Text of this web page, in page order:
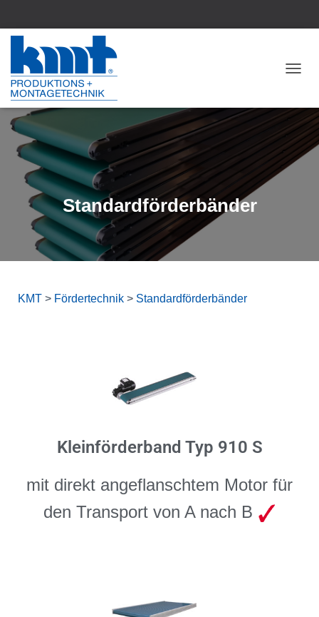
Standardförderbänder
KMT > Fördertechnik > Standardförderbänder
Kleinförderband Typ 910 S
mit direkt angeflanschtem Motor für
den Transport von A nach B